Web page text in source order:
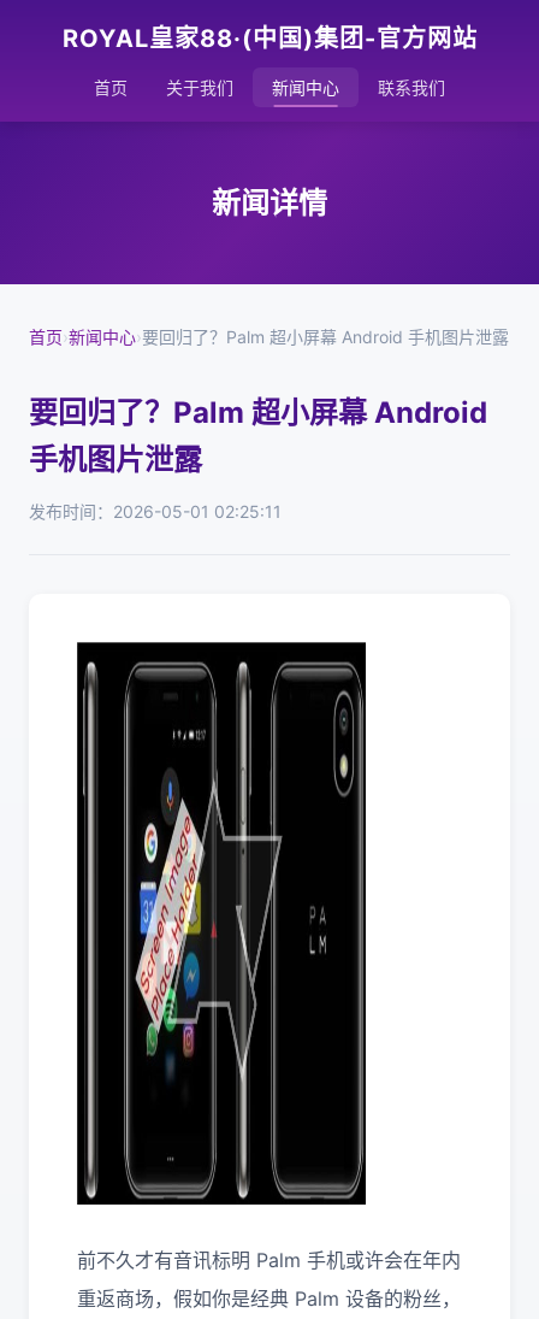
ROYAL皇家88·(中国)集团-官方网站
首页 关于我们 新闻中心 联系我们
新闻详情
首页›新闻中心›要回归了？Palm 超小屏幕 Android 手机图片泄露
要回归了？Palm 超小屏幕 Android
手机图片泄露
发布时间：2026-05-01 02:25:11
前不久才有音讯标明 Palm 手机或许会在年内
重返商场，假如你是经典 Palm 设备的粉丝，